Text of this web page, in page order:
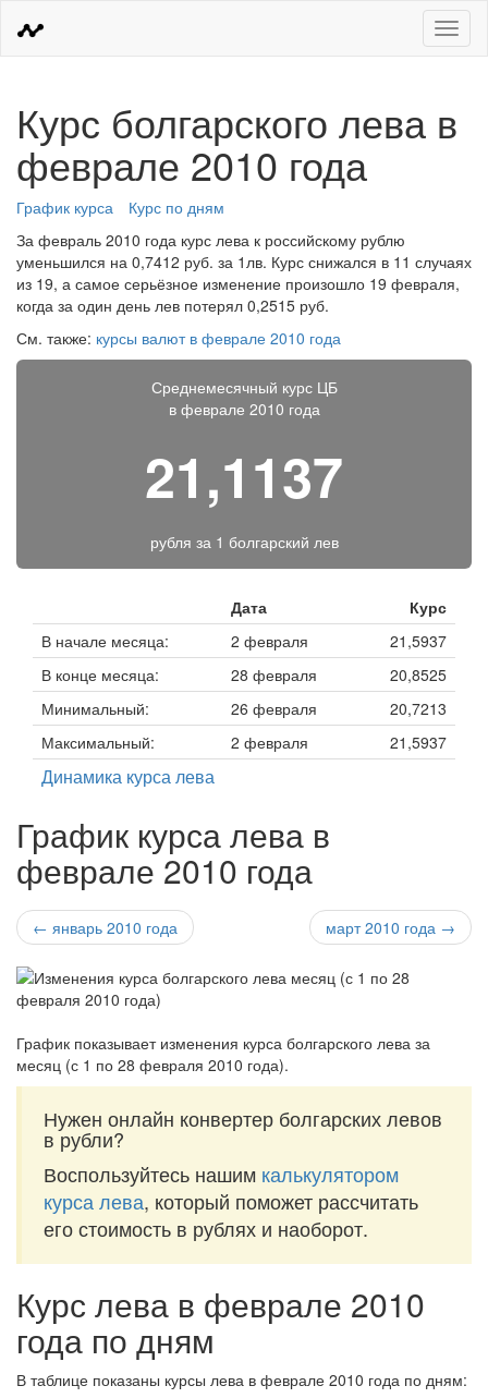
Меню
Курс болгарского лева в
феврале 2010 года
График курса
Курс по дням
За февраль 2010 года курс лева к российскому рублю
уменьшился на 0,7412 руб. за 1лв. Курс снижался в 11 случаях
из 19, а самое серьёзное изменение произошло 19 февраля,
когда за один день лев потерял 0,2515 руб.
См. также: курсы валют в феврале 2010 года
Среднемесячный курс ЦБ
в феврале 2010 года
21,1137
рубля за 1 болгарский лев
Дата
Курс
В начале месяца:
2 февраля
21,5937
В конце месяца:
28 февраля
20,8525
Минимальный:
26 февраля
20,7213
Максимальный:
2 февраля 21,5937
Динамика курса лева
График курса лева в
феврале 2010 года
← январь 2010 года март 2010 года →
График показывает изменения курса болгарского лева за
месяц (с 1 по 28 февраля 2010 года).
Нужен онлайн конвертер болгарских левов
в рубли?
Воспользуйтесь нашим калькулятором
курса лева, который поможет рассчитать
его стоимость в рублях и наоборот.
Курс лева в феврале 2010
года по дням
В таблице показаны курсы лева в феврале 2010 года по дням: